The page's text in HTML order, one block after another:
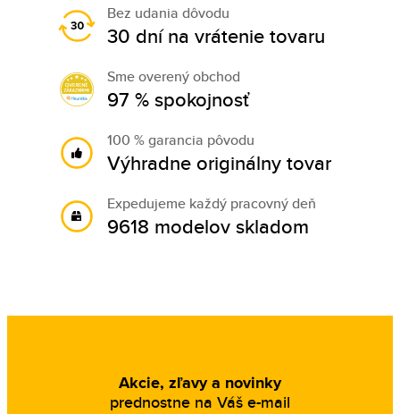
Bez udania dôvodu
30 dní na vrátenie tovaru
Sme overený obchod
97 % spokojnosť
100 % garancia pôvodu
Výhradne originálny tovar
Expedujeme každý pracovný deň
9618 modelov skladom
Akcie, zľavy a novinky
prednostne na Váš e-mail